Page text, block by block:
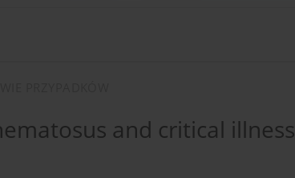
and critical illness